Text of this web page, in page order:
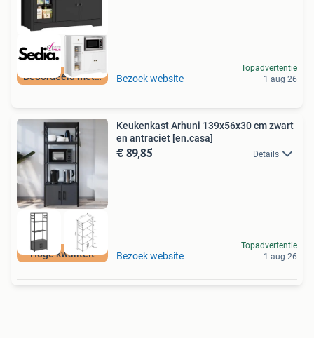
Beoordeeld met 9+ Bezoek website
Topadvertentie
1 aug 26
Hoge kwaliteit
Keukenkast Arhuni 139x56x30 cm zwart
en antraciet [en.casa]
€ 89,85 Details
Bezoek website
Topadvertentie
1 aug 26